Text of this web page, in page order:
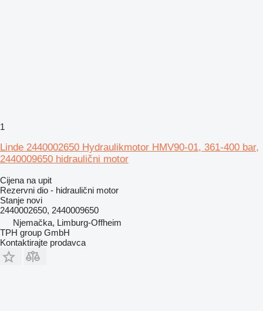
1
Linde 2440002650 Hydraulikmotor HMV90-01, 361-400 bar,
2440009650 hidraulični motor
Cijena na upit
Rezervni dio - hidraulični motor
Stanje novi
2440002650, 2440009650
Njemačka, Limburg-Offheim
TPH group GmbH
Kontaktirajte prodavca